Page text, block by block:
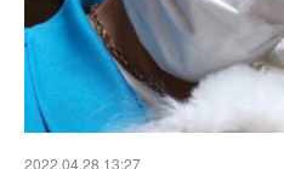
2022.04.28 13:27